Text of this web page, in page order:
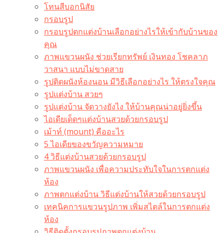
โทนสีบอกนิสัย
กรอบรูป
กรอบรูปตกแต่งบ้านเลือกอย่างไรให้เข้ากับบ้านของ
คุณ
ภาพแขวนผนัง ช่วยเรียกทรัพย์ เงินทอง โชคลาภ
วาสนา แบบไม่ขาดสาย
รูปติดผนังห้องนอน มีวิธีเลือกอย่างไร ให้ตรงใจคุณ
รูปแต่งบ้าน สวยๆ
รูปแต่งบ้าน จัดวางยังไง ให้บ้านคุณน่าอยู่ยิ่งขึ้น
ไอเดียเด็ดๆแต่งบ้านสวยด้วยกรอบรูป
เม้าท์ (mount) คืออะไร​
5 ไอเดียของขวัญความหมาย
4 วิธีแต่งบ้านสวยด้วยกรอบรูป
ภาพแขวนผนัง เพื่อความประทับใจในการตกแต่ง
ห้อง
ภาพตกแต่งบ้าน วิธีแต่งบ้านให้สวยด้วยกรอบรูป
เทคนิคการแขวนรูปภาพ เพิ่มสไตล์ในการตกแต่ง
ห้อง